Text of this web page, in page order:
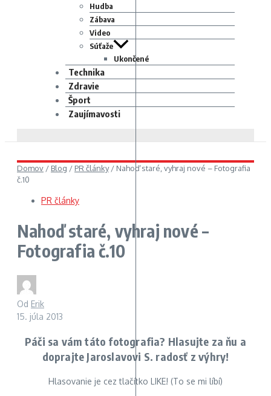
Hudba
Zábava
Video
Súťaže
Ukončené
Technika
Zdravie
Šport
Zaujímavosti
Domov / Blog / PR články/ Nahoď staré, vyhraj nové – Fotografia
č.10
PR články
Nahoď staré, vyhraj nové –
Fotografia č.10
Od Erik
15. júla 2013
Páči sa vám táto fotografia? Hlasujte za ňu a
doprajte Jaroslavovi S. radosť z výhry!
Hlasovanie je cez tlačítko LIKE! (To se mi líbí)